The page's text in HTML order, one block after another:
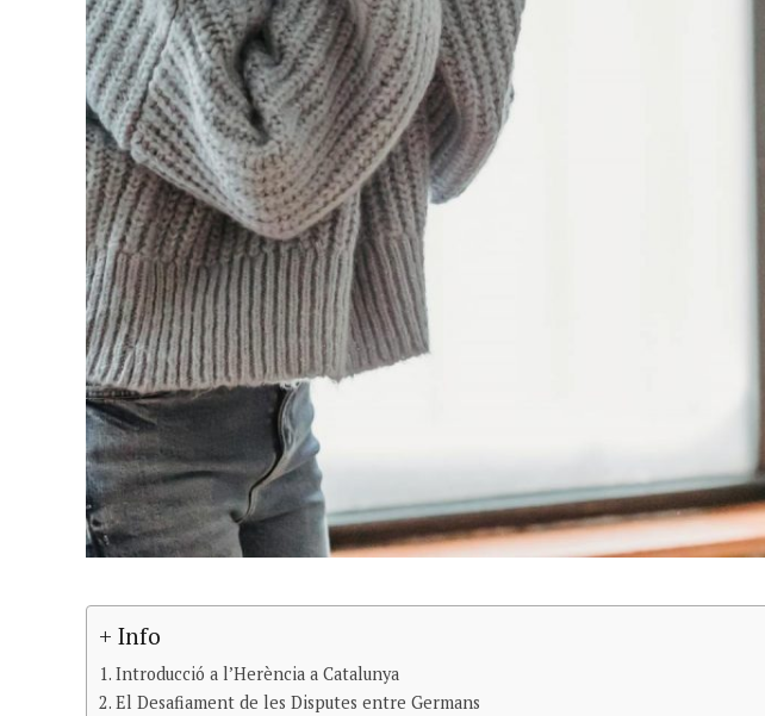
+ Info
Introducció a l’Herència a Catalunya
El Desafiament de les Disputes entre Germans